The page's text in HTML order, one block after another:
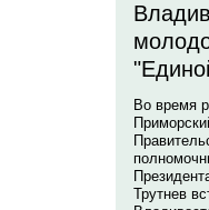
Во время
Трутнев